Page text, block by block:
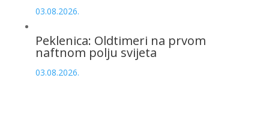
03.08.2026.
Peklenica: Oldtimeri na prvom
naftnom polju svijeta
03.08.2026.